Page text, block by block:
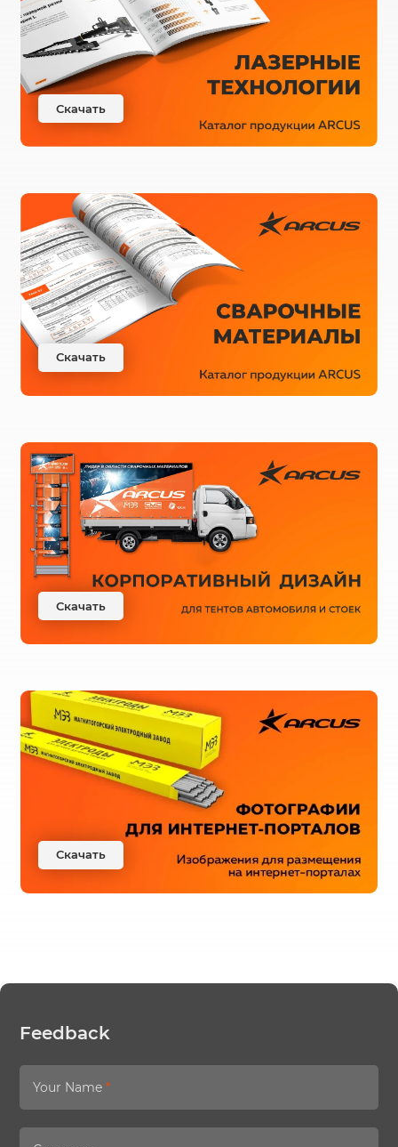
Скачать
Скачать
Скачать
Скачать
Feedback
Your Name*